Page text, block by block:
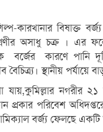
কারখানার বিষাক্ত
অসাধু চক্র । এর
বর্জের কারণে পানি
স্থানীয় পর্যায়ে
নগরীর ২১
পরিবেশ
বর্জ্য ফেলছে